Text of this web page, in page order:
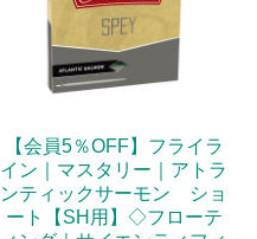
【会員5％OFF】フライラ
イン｜マスタリー｜アトラ
ンティックサーモン ショ
ート【SH用】◇フローテ